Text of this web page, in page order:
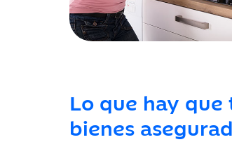
Lo que hay
bienes